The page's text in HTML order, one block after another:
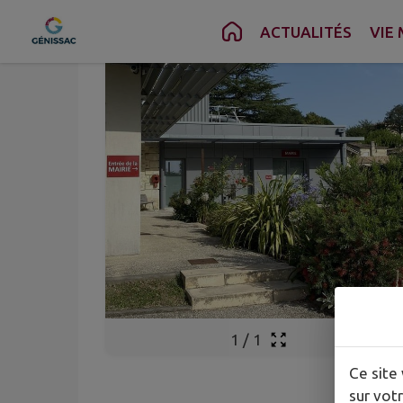
Contenu Recherche Pied de page
ACTUALITÉS VIE
1 / 1
Ce site
sur